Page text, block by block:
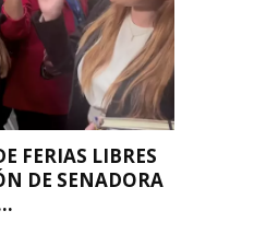
FERIAS LIBRES
DE SENADORA